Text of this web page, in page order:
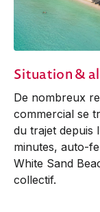
Situation &
De nombreux
commercial se
du trajet depuis
minutes, auto-
White Sand
collectif.